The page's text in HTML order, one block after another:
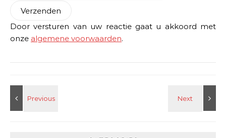
Door versturen van uw reactie gaat u akkoord met
onze algemene voorwaarden.